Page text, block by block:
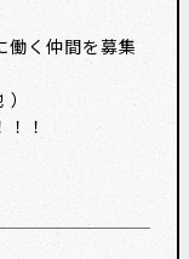
働く仲間を募集
！